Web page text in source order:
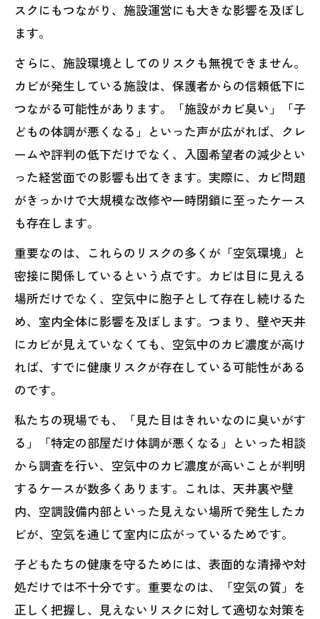
スクにもつながり、施設運営にも大きな影響を及ぼし
ます。
さらに、施設環境としてのリスクも無視できません。
カビが発生している施設は、保護者からの信頼低下に
つながる可能性があります。「施設がカビ臭い」「子
どもの体調が悪くなる」といった声が広がれば、クレ
ームや評判の低下だけでなく、入園希望者の減少とい
った経営面での影響も出てきます。実際に、カビ問題
がきっかけで大規模な改修や一時閉鎖に至ったケース
も存在します。
重要なのは、これらのリスクの多くが「空気環境」と
密接に関係しているという点です。カビは目に見える
場所だけでなく、空気中に胞子として存在し続けるた
め、室内全体に影響を及ぼします。つまり、壁や天井
にカビが見えていなくても、空気中のカビ濃度が高け
れば、すでに健康リスクが存在している可能性がある
のです。
私たちの現場でも、「見た目はきれいなのに臭いがす
る」「特定の部屋だけ体調が悪くなる」といった相談
から調査を行い、空気中のカビ濃度が高いことが判明
するケースが数多くあります。これは、天井裏や壁
内、空調設備内部といった見えない場所で発生したカ
ビが、空気を通じて室内に広がっているためです。
子どもたちの健康を守るためには、表面的な清掃や対
処だけでは不十分です。重要なのは、「空気の質」を
正しく把握し、見えないリスクに対して適切な対策を